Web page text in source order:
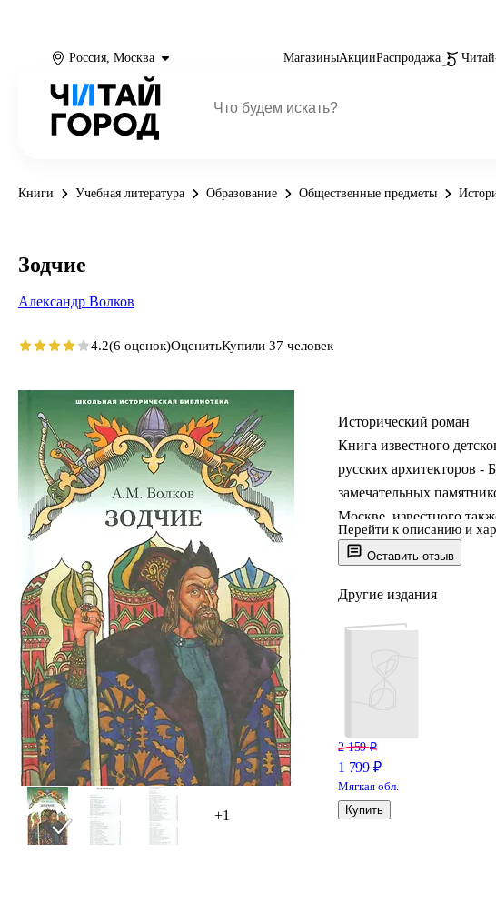
Россия, Москва МагазиныАкцииРаспродажа
Книги Учебная литература Образование Общественные предметы
+1
Оставить отзыв
Исторический роман
Книга известного
русских архитекторов -
замечательных
Москве, известного
разворачивается на фоне
подчинение Казанского
Перейти к описанию и
Другие издания
2 159 ₽
1 799 ₽
Мягкая обл.
Купить
Зодчие
Александр Волков
4.2(6 оценок)ОценитьКупили 37 человек